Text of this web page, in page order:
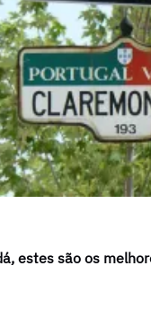
estes são os